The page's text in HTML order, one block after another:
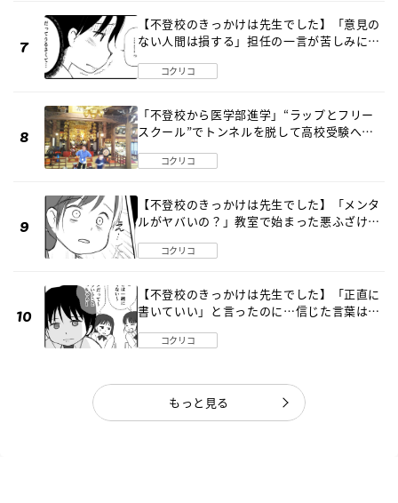
【不登校のきっかけは先生でした】「意見の
ない人間は損する」担任の一言が苦しみに…
コクリコ
「不登校から医学部進学」“ラップとフリー
スクール”でトンネルを脱して高校受験へ
コクリコ
【不登校のきっかけは先生でした】「メンタ
ルがヤバいの？」教室で始まった悪ふざけ
コクリコ
【不登校のきっかけは先生でした】「正直に
書いていい」と言ったのに…信じた言葉は噓
コクリコ
もっと見る